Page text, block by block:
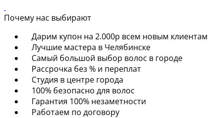
Почему нас выбирают
Дарим купон на 2.000р всем новым клиентам
Лучшие мастера в Челябинске
Самый большой выбор волос в городе
Рассрочка без % и переплат
Студия в центре города
100% безопасно для волос
Гарантия 100% незаметности
Работаем по договору